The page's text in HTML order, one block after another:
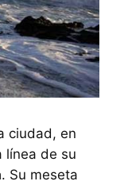
ciudad, en
línea de su
. Su meseta